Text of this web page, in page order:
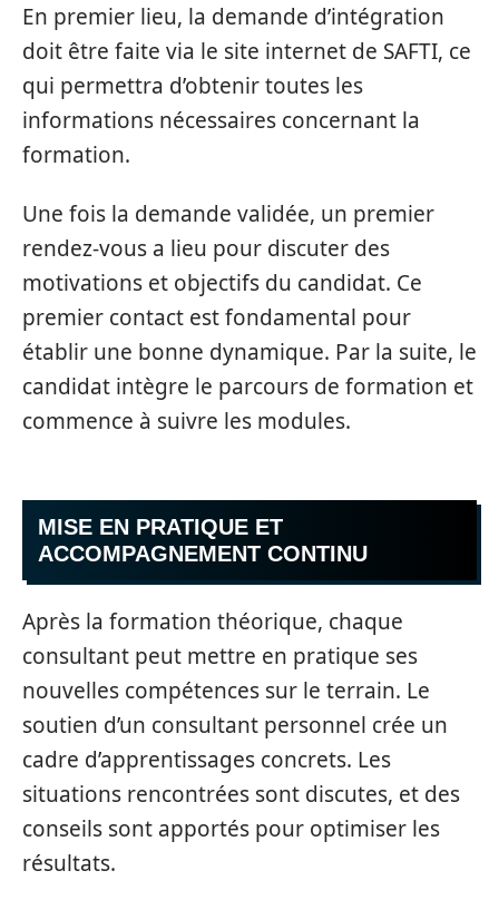
En premier lieu, la demande d’intégration
doit être faite via le site internet de SAFTI, ce
qui permettra d’obtenir toutes les
informations nécessaires concernant la
formation.
Une fois la demande validée, un premier
rendez-vous a lieu pour discuter des
motivations et objectifs du candidat. Ce
premier contact est fondamental pour
établir une bonne dynamique. Par la suite, le
candidat intègre le parcours de formation et
commence à suivre les modules.
MISE EN PRATIQUE ET
ACCOMPAGNEMENT CONTINU
Après la formation théorique, chaque
consultant peut mettre en pratique ses
nouvelles compétences sur le terrain. Le
soutien d’un consultant personnel crée un
cadre d’apprentissages concrets. Les
situations rencontrées sont discutes, et des
conseils sont apportés pour optimiser les
résultats.